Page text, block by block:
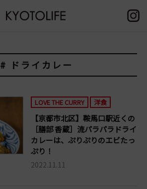
# ドライカレー
LOVE THE CURRY 洋食
【京都市北区】鞍馬口駅近くの
［膳部 香蔵］流パラパラドライ
カレーは、ぷりぷりのエビたっ
ぷり！
2022.11.11